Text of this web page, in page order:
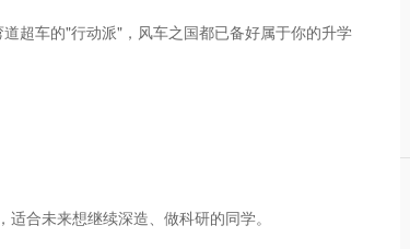
超车的"行动派"，风车之国都已备好属于你的升学
合未来想继续深造、做科研的同学。